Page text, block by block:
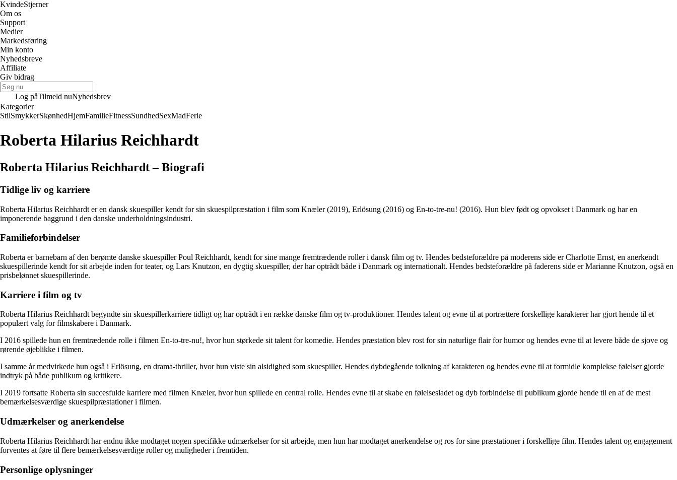
KvindeStjerner
Om os
Support
Medier
Markedsføring
Min konto
Nyhedsbreve
Affiliate
Giv bidrag
Log påTilmeld nuNyhedsbrev
Kategorier
StilSmykkerSkønhedHjemFamilieFitnessSundhedSexMadFerie
Roberta Hilarius Reichhardt
Roberta Hilarius Reichhardt – Biografi
Tidlige liv og karriere
Roberta Hilarius Reichhardt er en dansk skuespiller kendt for sin skuespilpræstation i film som Knæler (2019), Erlösung (2016) og En-to-tre-nu! (2016). Hun blev født og opvokset i Danmark og har en
imponerende baggrund i den danske underholdningsindustri.
Familieforbindelser
Roberta er barnebarn af den berømte danske skuespiller Poul Reichhardt, kendt for sine mange fremtrædende roller i dansk film og tv. Hendes bedsteforældre på moderens side er Charlotte Ernst, en anerkendt
skuespillerinde kendt for sit arbejde inden for teater, og Lars Knutzon, en dygtig skuespiller, der har optrådt både i Danmark og internationalt. Hendes bedsteforældre på faderens side er Marianne Knutzon, også en
prisbelønnet skuespillerinde.
Karriere i film og tv
Roberta Hilarius Reichhardt begyndte sin skuespillerkarriere tidligt og har optrådt i en række danske film og tv-produktioner. Hendes talent og evne til at portrættere forskellige karakterer har gjort hende til et
populært valg for filmskabere i Danmark.
I 2016 spillede hun en fremtrædende rolle i filmen En-to-tre-nu!, hvor hun størkede sit talent for komedie. Hendes præstation blev rost for sin naturlige flair for humor og hendes evne til at levere både de sjove og
rørende øjeblikke i filmen.
I samme år medvirkede hun også i Erlösung, en drama-thriller, hvor hun viste sin alsidighed som skuespiller. Hendes dybdegående tolkning af karakteren og hendes evne til at formidle komplekse følelser gjorde
indtryk på både publikum og kritikere.
I 2019 fortsatte Roberta sin succesfulde karriere med filmen Knæler, hvor hun spillede en central rolle. Hendes evne til at skabe en følelsesladet og dyb forbindelse til publikum gjorde hende til en af ​​de mest
bemærkelsesværdige skuespilpræstationer i filmen.
Udmærkelser og anerkendelse
Roberta Hilarius Reichhardt har endnu ikke modtaget nogen specifikke udmærkelser for sit arbejde, men hun har modtaget anerkendelse og ros for sine præstationer i forskellige film. Hendes talent og engagement
forventes at føre til flere bemærkelsesværdige roller og muligheder i fremtiden.
Personlige oplysninger